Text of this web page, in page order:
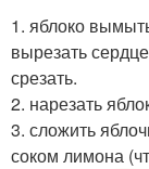
1. яблоко
вырезать
срезать.
2. нарезать
3. сложить
соком лимона